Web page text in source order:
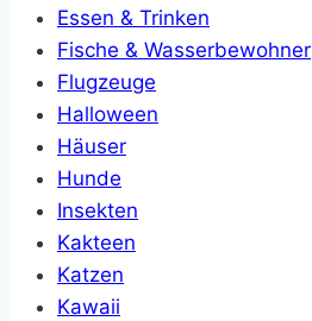
Essen & Trinken
Fische & Wasserbewohner
Flugzeuge
Halloween
Häuser
Hunde
Insekten
Kakteen
Katzen
Kawaii